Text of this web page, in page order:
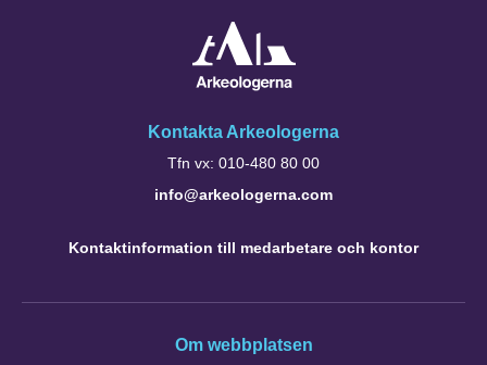
Kontakta Arkeologerna
Tfn vx: 010-480 80 00
info@arkeologerna.com
Kontaktinformation till medarbetare och kontor
Om webbplatsen